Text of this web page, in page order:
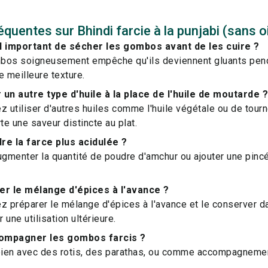
sur Bhindi farcie à la punjabi (sans
important de sécher les gombos avant de les cuire ?
soigneusement empêche qu'ils deviennent gluants
meilleure texture.
autre type d'huile à la place de l'huile de moutarde ?
utiliser d'autres huiles comme l'huile végétale ou de
une saveur distincte au plat.
la farce plus acidulée ?
la quantité de poudre d'amchur ou ajouter une
le mélange d'épices à l'avance ?
préparer le mélange d'épices à l'avance et le conserver
une utilisation ultérieure.
les gombos farcis ?
avec des rotis, des parathas, ou comme